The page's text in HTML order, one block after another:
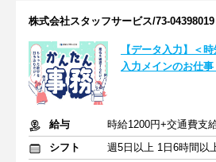
株式会社スタッフサービス/73-04398019
【データ入力】＜
入力メインのお仕事
給与
時給1200円+交通費支
シフト
週5日以上 1日6時間以